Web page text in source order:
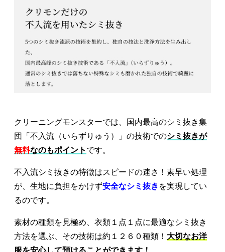
クリーニングモンスターでは、国内最高のシミ抜き集
団「不入流（いらずりゅう）」の技術でのシミ抜きが
無料なのもポイント です。
不入流シミ抜きの特徴はスピードの速さ！素早い処理
が、生地に負担をかけず安全なシミ抜き を実現してい
るのです。
素材の種類を見極め、衣類１点１点に最適なシミ抜き
方法を選ぶ、その技術は約１２６０種類！ 大切なお洋
服を安心して預けることができます！